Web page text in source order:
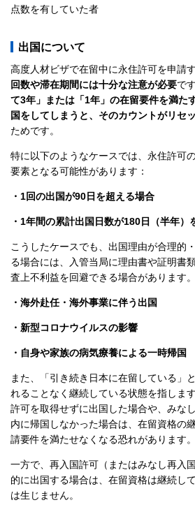
点数を有していた者
出国について
高度人材ビザで在留中に永住許可を申請す
回数や滞在期間には十分な注意が必要で
て3年」または「1年」の在留要件を満た
国をしてしまうと、そのカウントがリセ
ためです。
特に以下のようなケースでは、永住許可
要素となる可能性があります：
・1回の出国が90日を超える場合
・1年間の累計出国日数が180日（半年）
こうしたケースでも、出国理由が合理的
る場合には、入管当局に理由書や証明書
査上不利益を回避できる場合があります
・海外赴任・海外事業に伴う出国
・新型コロナウイルスの影響
・自身や家族の病気療養による一時帰国
また、「引き続き日本に在留している」
れることなく継続している状態を指しま
許可を取得せずに出国した場合や、みな
内に帰国しなかった場合は、在留資格の
請要件を満たせなくなる恐れがあります。
一方で、再入国許可（またはみなし再入
的に出国する場合は、在留資格は継続し
は生じません。